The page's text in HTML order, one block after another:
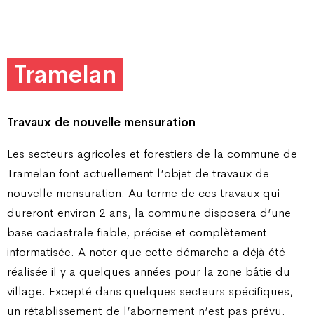
Tramelan
Travaux de nouvelle mensuration
Les secteurs agricoles et forestiers de la commune de
Tramelan font actuellement l’objet de travaux de
nouvelle mensuration. Au terme de ces travaux qui
dureront environ 2 ans, la commune disposera d’une
base cadastrale fiable, précise et complètement
informatisée. A noter que cette démarche a déjà été
réalisée il y a quelques années pour la zone bâtie du
village. Excepté dans quelques secteurs spécifiques,
un rétablissement de l’abornement n’est pas prévu.